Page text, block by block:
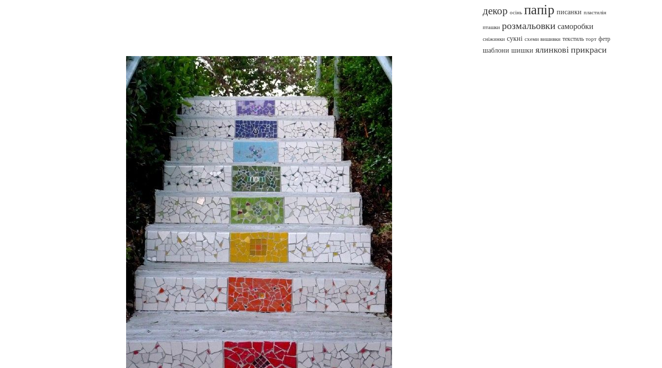
декор осінь папір писанки пластилін
пташки розмальовки саморобки
сніжинки сукні схеми вишивки текстиль торт фетр
шаблони шишки ялинкові прикраси